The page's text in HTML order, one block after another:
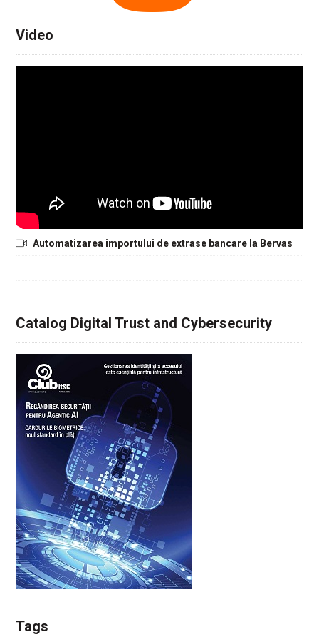
Video
Automatizarea importului de extrase bancare la Bervas
Catalog Digital Trust and Cybersecurity
Tags